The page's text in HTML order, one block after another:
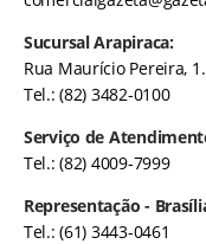
Sucursal Arapiraca:
Rua Maurício Pereira,
Tel.: (82) 3482-0100
Serviço de
Tel.: (82) 4009-7999
Representação -
Tel.: (61) 3443-0461